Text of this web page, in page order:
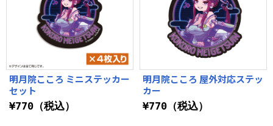
明月院こころ ミニステッカー
セット
¥770（税込）
明月院こころ 屋外対応ステッ
カー
¥770（税込）